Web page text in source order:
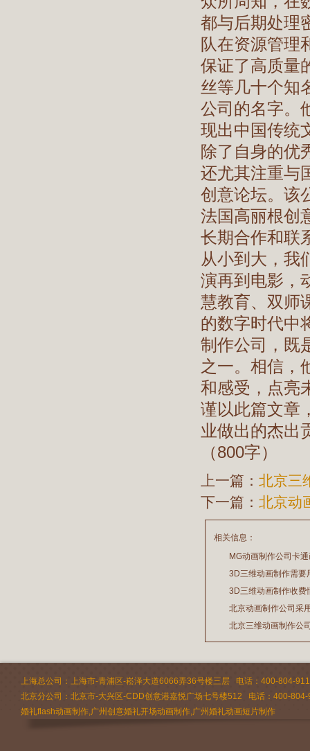
都与后期处理
队在资源管理
保证了高质量
丝等几十个知
公司的名字。
现出中国传统
除了自身的优
还尤其注重与
创意论坛。该
法国高丽根创
长期合作和联
从小到大，我
演再到电影，
慧教育、双师
的数字时代中
制作公司，既
之一。相信，
和感受，点亮
谨以此篇文章
业做出的杰出
（800字）
上一篇： 北京三
下一篇： 北京动
相关信息：
MG动画制作公司卡
2026/07/21
3D三维动画制作需要
2026/03/19
3D三维动画制作收费
2026/02/28
北京动画制作公司采
2026/02/24
北京三维动画制作公
2026/02/09
上海总公司：上海市-青浦区-崧泽大道6066弄36号楼三层 电话：400-804-
北京分公司：北京市-大兴区-CDD创意港嘉悦广场七号楼512 电话：400-
婚礼flash动画制作,广州创意婚礼开场动画制作,广州婚礼动画短片制作